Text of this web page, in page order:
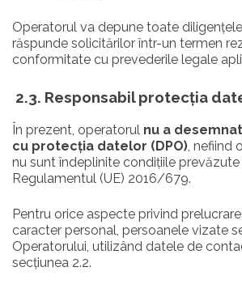
Operatorul va depune toate
răspunde solicitărilor într-un termen
conformitate cu prevederile legale
2.3. Responsabil protecția
În prezent, operatorul nu a
cu protecția datelor (DPO) , nefiind
nu sunt îndeplinite condițiile prevăzute
Regulamentul (UE) 2016/679.
Pentru orice aspecte privind
caracter personal, persoanele vizate
Operatorului, utilizând datele de
secțiunea 2.2.